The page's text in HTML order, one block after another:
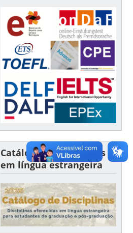
Catálogo de disciplinas
em língua estrangeira